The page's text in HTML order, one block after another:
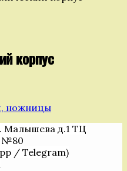
корпус
ножницы
Малышева д.1 ТЦ
№80
/ Telegram)